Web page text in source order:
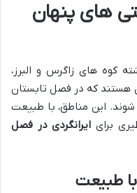
های پنهان
کوه های زاگرس و البرز،
هستند که در فصل تابستان
این مناطق، با طبیعت
برای ایرانگردی در فصل
طبیعت